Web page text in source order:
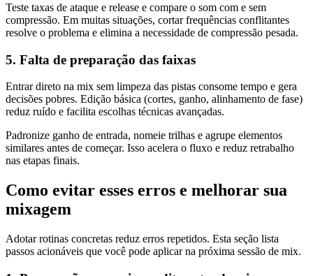
Teste taxas de ataque e release e compare o som com e sem
compressão. Em muitas situações, cortar frequências conflitantes
resolve o problema e elimina a necessidade de compressão pesada.
5. Falta de preparação das faixas
Entrar direto na mix sem limpeza das pistas consome tempo e gera
decisões pobres. Edição básica (cortes, ganho, alinhamento de fase)
reduz ruído e facilita escolhas técnicas avançadas.
Padronize ganho de entrada, nomeie trilhas e agrupe elementos
similares antes de começar. Isso acelera o fluxo e reduz retrabalho
nas etapas finais.
Como evitar esses erros e melhorar sua
mixagem
Adotar rotinas concretas reduz erros repetidos. Esta seção lista
passos acionáveis que você pode aplicar na próxima sessão de mix.